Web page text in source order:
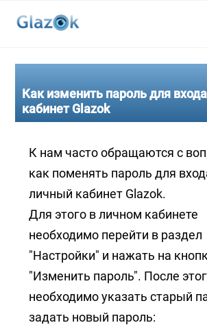
Подключение
Тарифы
Решения для бизнеса
Оплата
Инструкции
Статьи
Контакты
+7 (727) 317-61-61
Как изменить пароль для
кабинет Glazok
К нам часто обращаются с
как поменять пароль для
личный кабинет Glazok.
Для этого в личном кабинете
необходимо перейти в раздел
"Настройки" и нажать на
"Изменить пароль". После
необходимо указать старый
задать новый пароль: